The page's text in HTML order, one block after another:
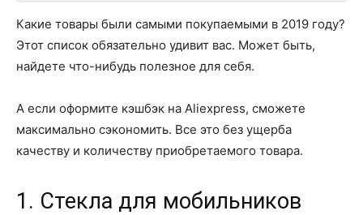
Какие товары были самыми покупаемыми в 2019 году?
Этот список обязательно удивит вас. Может быть,
найдете что-нибудь полезное для себя.
А если оформите кэшбэк на Aliexpress, сможете
максимально сэкономить. Все это без ущерба
качеству и количеству приобретаемого товара.
1. Стекла для мобильников